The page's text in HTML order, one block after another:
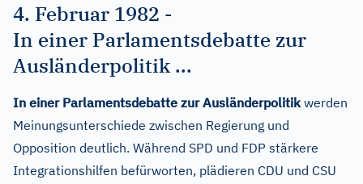
4. Februar 1982 -
In einer Parlamentsdebatte zur
Ausländerpolitik ...
In einer Parlamentsdebatte zur Ausländerpolitikwerden
Meinungsunterschiede zwischen Regierung und
Opposition deutlich. Während SPD und FDP stärkere
Integrationshilfen befürworten, plädieren CDU und CSU